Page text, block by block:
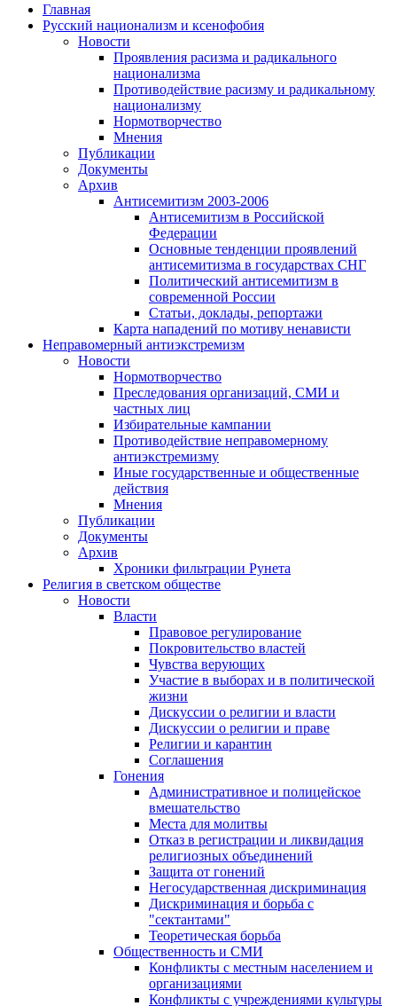
Главная
Русский национализм и ксенофобия
Новости
Проявления расизма и радикального
национализма
Противодействие расизму и радикальному
национализму
Нормотворчество
Мнения
Публикации
Документы
Архив
Антисемитизм 2003-2006
Антисемитизм в Российской
Федерации
Основные тенденции проявлений
антисемитизма в государствах СНГ
Политический антисемитизм в
современной России
Статьи, доклады, репортажи
Карта нападений по мотиву ненависти
Неправомерный антиэкстремизм
Новости
Нормотворчество
Преследования организаций, СМИ и
частных лиц
Избирательные кампании
Противодействие неправомерному
антиэкстремизму
Иные государственные и общественные
действия
Мнения
Публикации
Документы
Архив
Хроники фильтрации Рунета
Религия в светском обществе
Новости
Власти
Правовое регулирование
Покровительство властей
Чувства верующих
Участие в выборах и в политической
жизни
Дискуссии о религии и власти
Дискуссии о религии и праве
Религии и карантин
Соглашения
Гонения
Административное и полицейское
вмешательство
Места для молитвы
Отказ в регистрации и ликвидация
религиозных объединений
Защита от гонений
Негосударственная дискриминация
Дискриминация и борьба с
"сектантами"
Теоретическая борьба
Общественность и СМИ
Конфликты с местным населением и
организациями
Конфликты с учреждениями культуры